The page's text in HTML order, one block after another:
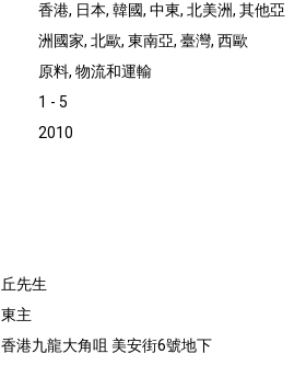
香港, 日本, 韓國, 中東, 北美洲, 其他亞
洲國家, 北歐, 東南亞, 臺灣, 西歐
原料, 物流和運輸
1 - 5
2010
丘先生
東主
香港九龍大角咀 美安街6號地下